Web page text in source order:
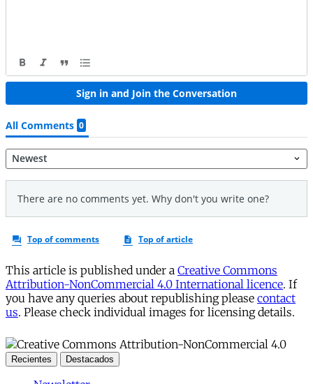
This article is published under a Creative Commons
Attribution-NonCommercial 4.0 International licence. If
you have any queries about republishing please contact
us. Please check individual images for licensing details.
Recientes Destacados